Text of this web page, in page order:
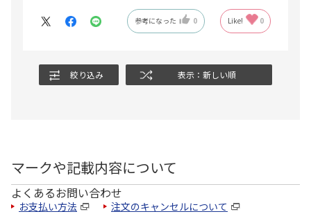
参考になった 0 Like! 0
絞り込み 表示：新しい順
マークや記載内容について
よくあるお問い合わせ
お支払い方法 注文のキャンセルについて